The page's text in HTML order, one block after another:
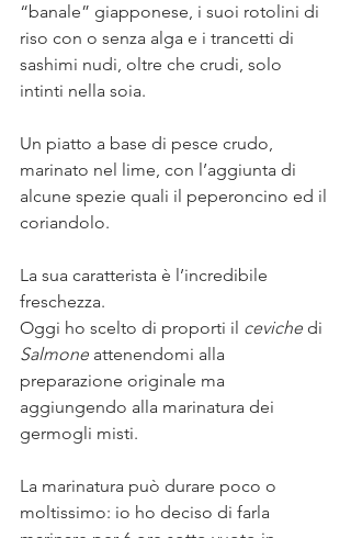
“banale” giapponese, i suoi rotolini di
riso con o senza alga e i trancetti di
sashimi nudi, oltre che crudi, solo
intinti nella soia.⠀
Un piatto a base di pesce crudo,
marinato nel lime, con l’aggiunta di
alcune spezie quali il peperoncino ed il
coriandolo.⠀
La sua caratterista è l’incredibile
freschezza. ⠀
Oggi ho scelto di proporti il ceviche di
Salmone attenendomi alla
preparazione originale ma
aggiungendo alla marinatura dei
germogli misti.⠀
La marinatura può durare poco o
moltissimo: io ho deciso di farla